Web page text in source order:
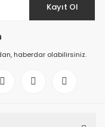
Kayıt Ol
haberdar olabilirsiniz.